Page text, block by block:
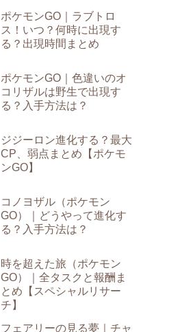
ポケモンGO｜ラブトロ
ス！いつ？何時に出現す
る？出現時間まとめ
ポケモンGO｜色違いのオ
コリザルは野生で出現す
る？入手方法は？
ジジーロン進化する？最大
CP、弱点まとめ【ポケモ
ンGO】
コノヨザル（ポケモン
GO）｜どうやって進化す
る？入手方法は？
時を超えた旅（ポケモン
GO）｜全タスクと報酬ま
とめ【スペシャルリサー
チ】
フェアリーの見る夢｜チャ